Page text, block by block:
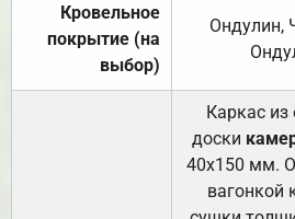
Кровельное
покрытие (на
выбор)
Ондулин,
Каркас из
доски
40х150 мм.
вагонкой